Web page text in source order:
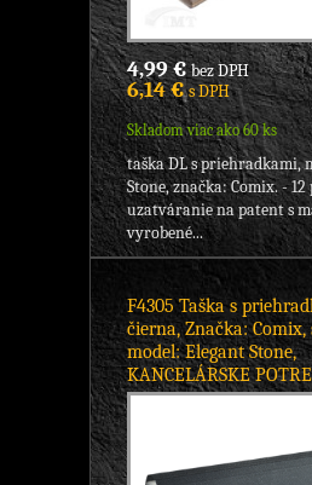
4,99 €bez DPH
6,14 €s DPH
Skladom viac ako 60 ks
taška DL s priehradkami,
Stone, značka: Comix. -
uzatváranie na patent s
vyrobené...
F4305 Taška s
čierna, Značka: Comix,
model: Elegant Stone,
KANCELÁRSKE